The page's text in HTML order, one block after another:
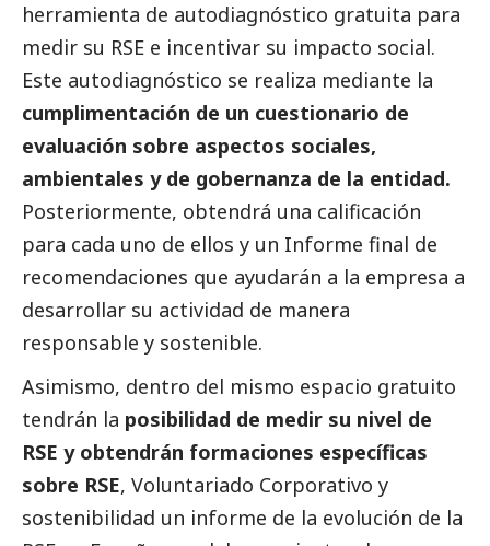
herramienta de autodiagnóstico gratuita para
medir su RSE e incentivar su impacto social.
Este autodiagnóstico se realiza mediante la
cumplimentación de un cuestionario de
evaluación sobre aspectos sociales,
ambientales y de gobernanza de la entidad.
Posteriormente, obtendrá una calificación
para cada uno de ellos y un Informe final de
recomendaciones que ayudarán a la empresa a
desarrollar su actividad de manera
responsable y sostenible.
Asimismo, dentro del mismo espacio gratuito
tendrán la posibilidad de medir su nivel de
RSE y obtendrán formaciones específicas
sobre RSE, Voluntariado Corporativo y
sostenibilidad un informe de la evolución de la